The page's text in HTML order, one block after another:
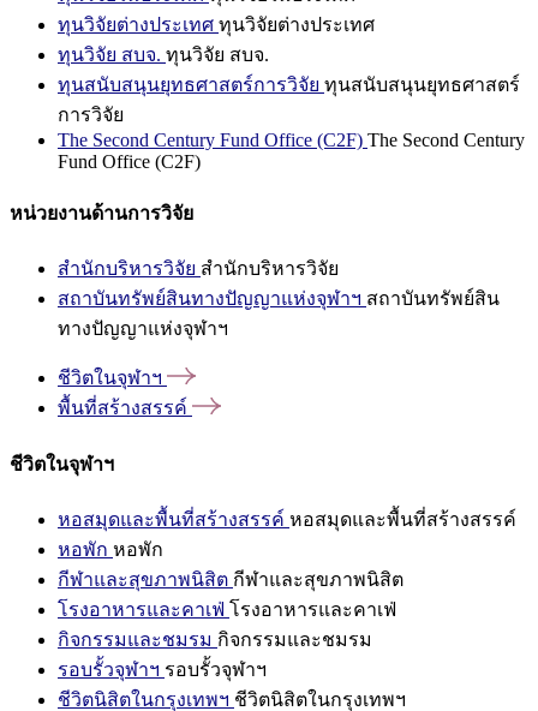
ทุนวิจัยต่างประเทศ ทุนวิจัยต่างประเทศ
ทุนวิจัย สบจ. ทุนวิจัย สบจ.
ทุนสนับสนุนยุทธศาสตร์การวิจัย ทุนสนับสนุนยุทธศาสตร์
การวิจัย
The Second Century Fund Office (C2F) The Second Century
Fund Office (C2F)
หน่วยงานด้านการวิจัย
สำนักบริหารวิจัย สำนักบริหารวิจัย
สถาบันทรัพย์สินทางปัญญาแห่งจุฬาฯ สถาบันทรัพย์สิน
ทางปัญญาแห่งจุฬาฯ
ชีวิตในจุฬาฯ
พื้นที่สร้างสรรค์
ชีวิตในจุฬาฯ
หอสมุดและพื้นที่สร้างสรรค์ หอสมุดและพื้นที่สร้างสรรค์
หอพัก หอพัก
กีฬาและสุขภาพนิสิต กีฬาและสุขภาพนิสิต
โรงอาหารและคาเฟ่ โรงอาหารและคาเฟ่
กิจกรรมและชมรม กิจกรรมและชมรม
รอบรั้วจุฬาฯ รอบรั้วจุฬาฯ
ชีวิตนิสิตในกรุงเทพฯ ชีวิตนิสิตในกรุงเทพฯ